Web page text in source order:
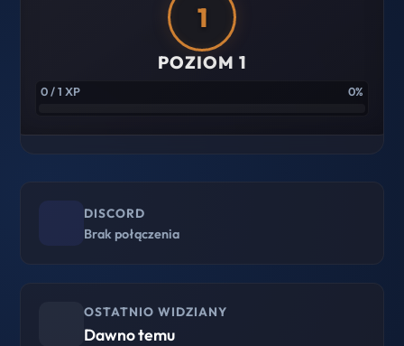
1
POZIOM 1
0 / 1 XP 0%
DISCORD
Brak połączenia
OSTATNIO WIDZIANY
Dawno temu